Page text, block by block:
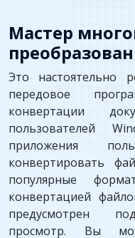
Мастер
Это настоятельно
передовое
конвертации
пользователей
приложения
конвертировать
популярные
конвертацией
предусмотрен
просмотр. Вы